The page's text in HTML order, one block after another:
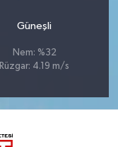
Güneşli
Nem: %32
Rüzgar: 4.19 m/s